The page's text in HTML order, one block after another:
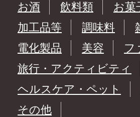
お酒
飲料類 お菓
加工品等
調味料
電化製品
美容
フ
旅行・アクティビティ
ヘルスケア・ペット
その他